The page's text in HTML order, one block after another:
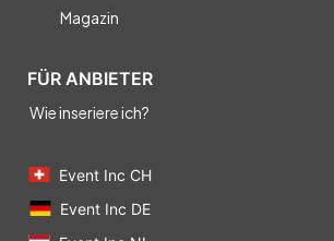
Magazin
FÜR ANBIETER
Wie inseriere ich?
Event Inc CH
Event Inc DE